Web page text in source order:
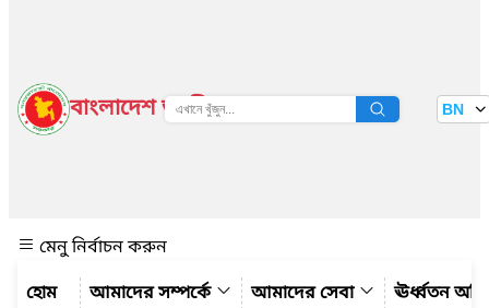
বাংলাদেশ জাতীয় তথ্য বাতায়ন BN
মেনু নির্বাচন করুন
আমাদের সম্পর্কে
আমাদের সেবা ঊর্ধ্বতন